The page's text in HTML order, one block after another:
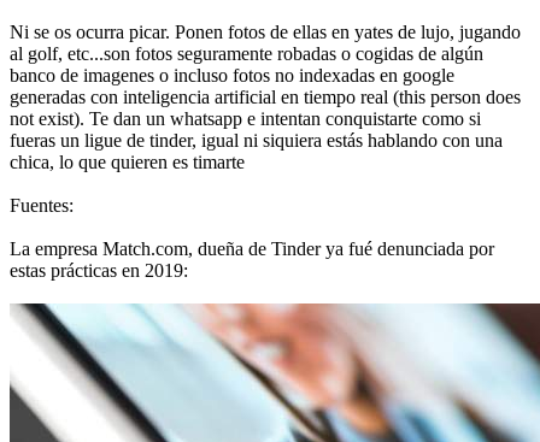
Ni se os ocurra picar. Ponen fotos de ellas en yates de lujo, jugando
al golf, etc...son fotos seguramente robadas o cogidas de algún
banco de imagenes o incluso fotos no indexadas en google
generadas con inteligencia artificial en tiempo real (this person does
not exist). Te dan un whatsapp e intentan conquistarte como si
fueras un ligue de tinder, igual ni siquiera estás hablando con una
chica, lo que quieren es timarte
Fuentes:
La empresa Match.com, dueña de Tinder ya fué denunciada por
estas prácticas en 2019: